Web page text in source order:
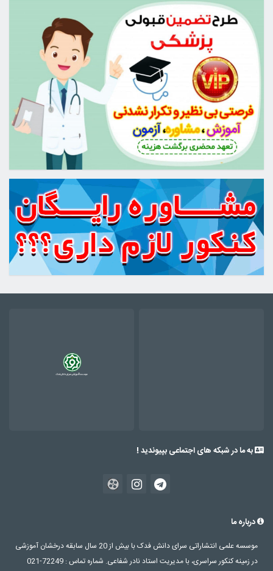
به ما در شبکه های اجتماعی بپیوندید !
درباره ما
موسسه علمی انتشاراتی سرای دانش فدک با بیش از 20 سال سابقه درخشان آموزشی
در زمینه کنکور سراسری، با مدیریت استاد نادر شفاعی. شماره تماس : 72249-021